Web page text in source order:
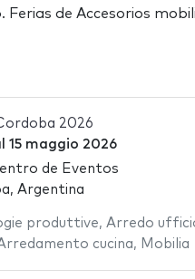
Ferias de Accesorios
2026
15 maggio 2026
de Eventos
Argentina
produttive, Arredo
cucina, Mobilia